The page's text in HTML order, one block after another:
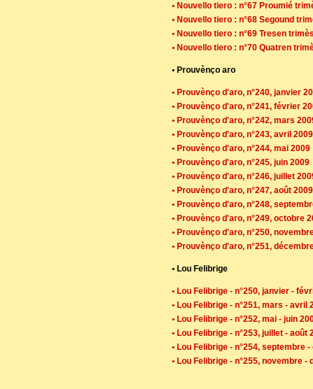
• Nouvello tiero : n°67 Proumié
• Nouvello tiero : n°68 Segound
• Nouvello tiero : n°69 Tresen
• Nouvello tiero : n°70 Quatren
• Prouvènço aro
• Prouvènço d'aro, n°240, janvier
• Prouvènço d'aro, n°241, février
• Prouvènço d'aro, n°242, mars
• Prouvènço d'aro, n°243, avril 2009
• Prouvènço d'aro, n°244, mai 2009
• Prouvènço d'aro, n°245, juin 2009
• Prouvènço d'aro, n°246, juillet
• Prouvènço d'aro, n°247, août 2009
• Prouvènço d'aro, n°248,
• Prouvènço d'aro, n°249, octobre
• Prouvènço d'aro, n°250,
• Prouvènço d'aro, n°251,
• Lou Felibrige
• Lou Felibrige - n°250, janvier -
• Lou Felibrige - n°251, mars - avril
• Lou Felibrige - n°252, mai - juin
• Lou Felibrige - n°253, juillet - août
• Lou Felibrige - n°254, septembre
• Lou Felibrige - n°255, novembre -